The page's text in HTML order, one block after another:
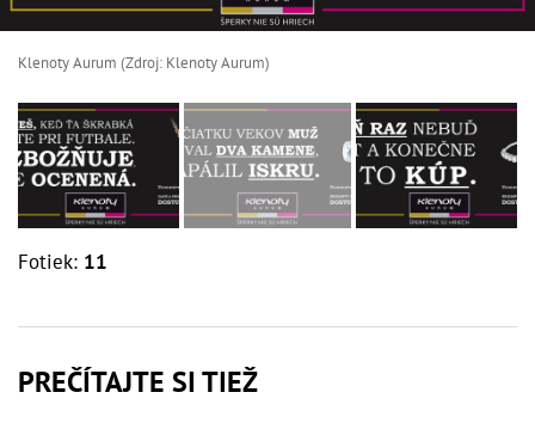
Klenoty Aurum (Zdroj: Klenoty Aurum)
Fotiek: 11
PREČÍTAJTE SI TIEŽ